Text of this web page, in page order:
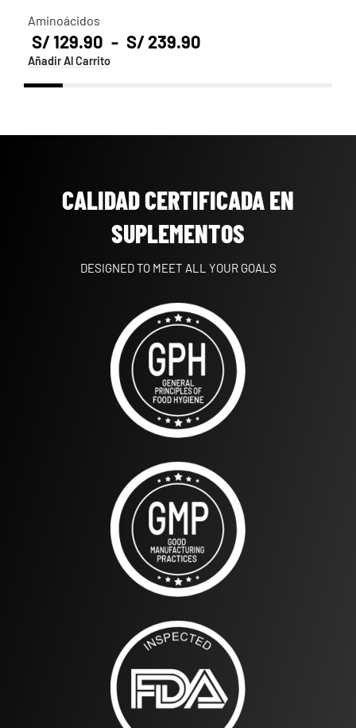
Aminoácidos
S/ S/
Añadir Al CarritoEste
producto
opciones
la
página
de
producto
CALIDAD CERTIFICADA EN
SUPLEMENTOS
DESIGNED TO MEET ALL YOUR GOALS